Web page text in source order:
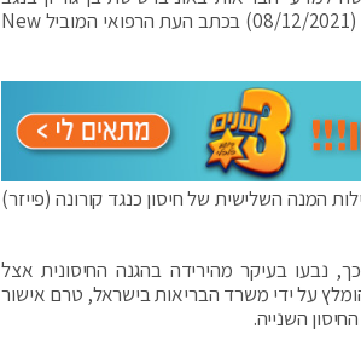
והמעבדה למקסימיזציה של תוצאי בריאות במכללה האקדמית ספיר, מתפרסם הלילה (08/12/2021) בכתב העת הרפואי המוביל New
המנה השלישית של חיסון כנגד קורונה (פייזר)
נבעו בעיקר מהירידה בהגנה החיסונית אצל
על ידי משרד הבריאות בישראל, טרם אישור